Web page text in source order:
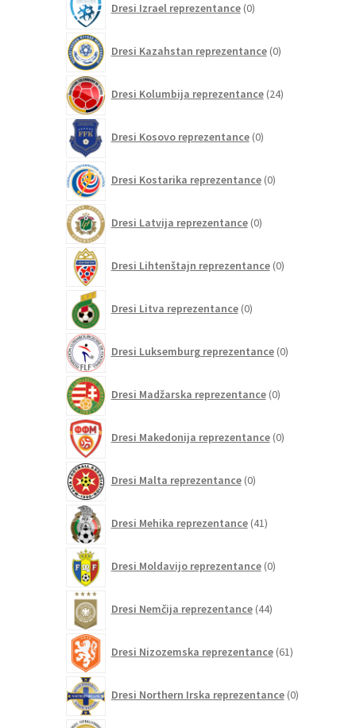
Dresi Izrael reprezentance 0izdelkov
Dresi Kazahstan reprezentance 0izdelkov
Dresi Kolumbija reprezentance 24izdelkov
Dresi Kosovo reprezentance 0izdelkov
Dresi Kostarika reprezentance 0izdelkov
Dresi Latvija reprezentance 0izdelkov
Dresi Lihtenštajn reprezentance 0izdelkov
Dresi Litva reprezentance 0izdelkov
Dresi Luksemburg reprezentance 0izdelkov
Dresi Madžarska reprezentance 0izdelkov
Dresi Makedonija reprezentance 0izdelkov
Dresi Malta reprezentance 0izdelkov
Dresi Mehika reprezentance 41izdelkov
Dresi Moldavijo reprezentance 0izdelkov
Dresi Nemčija reprezentance 44izdelkov
Dresi Nizozemska reprezentance 61izdelkov
Dresi Northern Irska reprezentance 0izdelkov